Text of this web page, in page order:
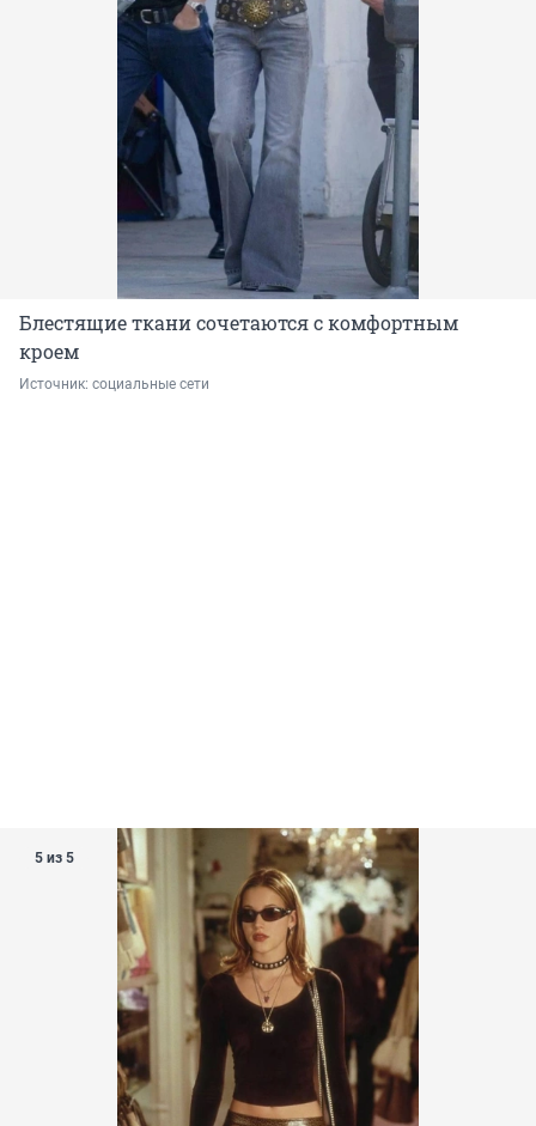
Блестящие ткани сочетаются с комфортным
кроем
Источник: социальные сети
5 из 5